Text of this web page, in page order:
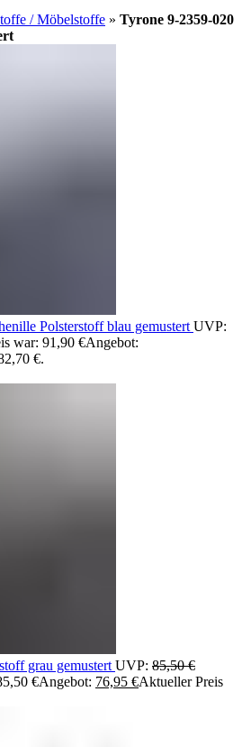
/ Möbelstoffe » Tyrone 9-2359-020
Polsterstoff blau gemustert UVP:
war: 91,90 €Angebot:
€.
grau gemustert UVP: 85,50€
€Angebot: 76,95 €Aktueller Preis